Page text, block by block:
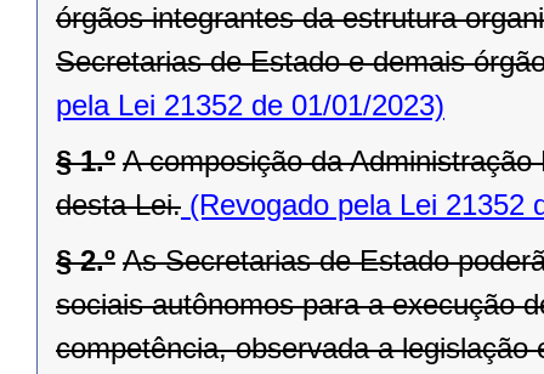
órgãos integrantes da estrutura
Secretarias de Estado e demais
pela Lei 21352 de 01/01/2023)
§ 1.º A composição da
desta Lei. (Revogado pela Lei 21352
§ 2.º As Secretarias de Estado
sociais autônomos para a execução
competência, observada a legislação